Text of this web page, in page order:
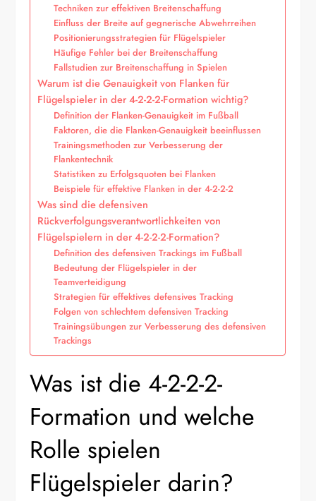
Techniken zur effektiven Breitenschaffung
Einfluss der Breite auf gegnerische Abwehrreihen
Positionierungsstrategien für Flügelspieler
Häufige Fehler bei der Breitenschaffung
Fallstudien zur Breitenschaffung in Spielen
Warum ist die Genauigkeit von Flanken für
Flügelspieler in der 4-2-2-2-Formation wichtig?
Definition der Flanken-Genauigkeit im Fußball
Faktoren, die die Flanken-Genauigkeit beeinflussen
Trainingsmethoden zur Verbesserung der
Flankentechnik
Statistiken zu Erfolgsquoten bei Flanken
Beispiele für effektive Flanken in der 4-2-2-2
Was sind die defensiven
Rückverfolgungsverantwortlichkeiten von
Flügelspielern in der 4-2-2-2-Formation?
Definition des defensiven Trackings im Fußball
Bedeutung der Flügelspieler in der
Teamverteidigung
Strategien für effektives defensives Tracking
Folgen von schlechtem defensiven Tracking
Trainingsübungen zur Verbesserung des defensiven
Trackings
Was ist die 4-2-2-2-
Formation und welche
Rolle spielen
Flügelspieler darin?